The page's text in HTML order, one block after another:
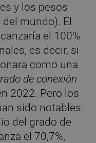
y los pesos
mundo). El
el 100%
es decir, si
como una
de conexión
2022. Pero los
sido notables
del grado de
el 70,7%,